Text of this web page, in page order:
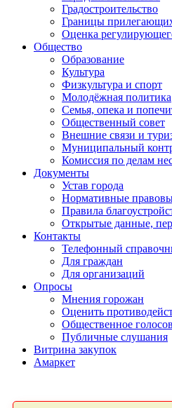
Градостроительство
Границы
Оценка
Общество
Образование
Культура
Физкультура и спорт
Молодёжная политика
Семья, опека и
Общественный совет
Внешние связи и
Муниципальный
Комиссия по делам
Документы
Устав города
Нормативные
Правила
Открытые данные,
Контакты
Телефонный
Для граждан
Для организаций
Опросы
Мнения горожан
Оценить
Общественное
Публичные слушания
Витрина закупок
Амаркет